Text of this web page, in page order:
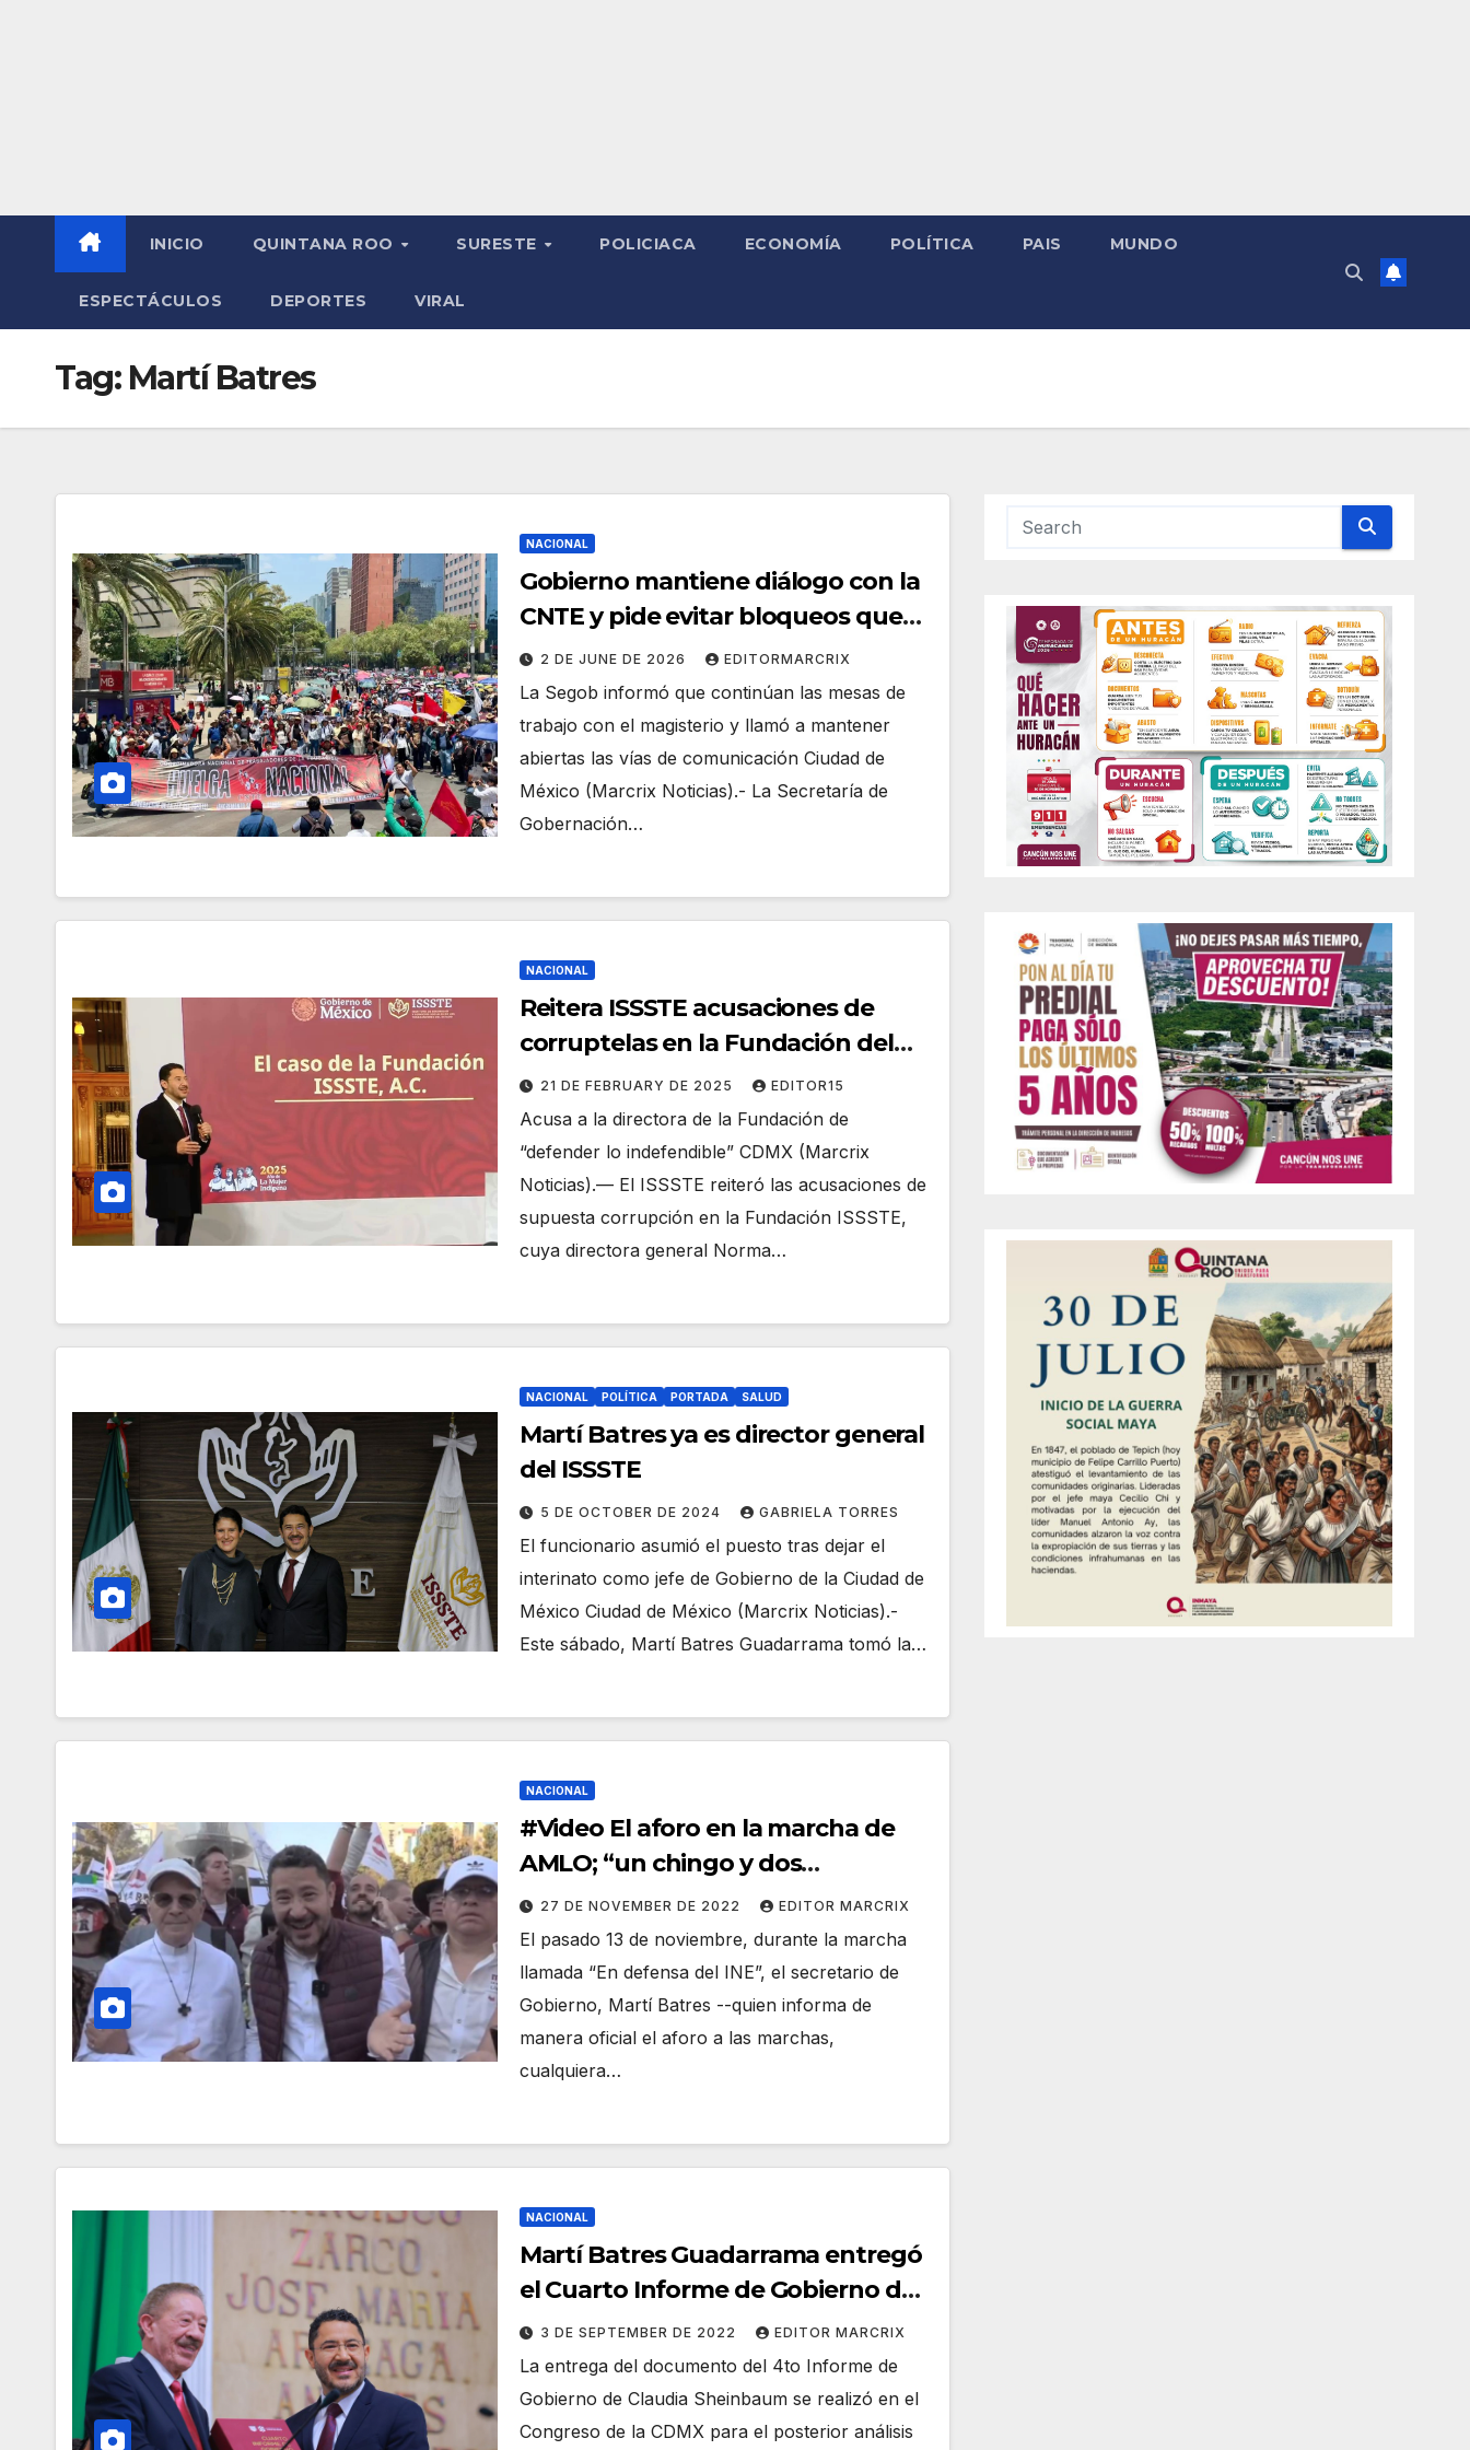
INICIO QUINTANA ROO SURESTE POLICIACA ECONOMÍA POLÍTICA PAIS MUNDO
ESPECTÁCULOS DEPORTES VIRAL
Tag: Martí Batres
NACIONAL
Gobierno mantiene diálogo con la
CNTE y pide evitar bloqueos que
afecten a estudiantes
2 DE JUNE DE 2026 EDITORMARCRIX
La Segob informó que continúan las mesas de
trabajo con el magisterio y llamó a mantener
abiertas las vías de comunicación Ciudad de
México (Marcrix Noticias).- La Secretaría de
Gobernación…
NACIONAL
Reitera ISSSTE acusaciones de
corruptelas en la Fundación del
instituto
21 DE FEBRUARY DE 2025 EDITOR15
Acusa a la directora de la Fundación de
“defender lo indefendible” CDMX (Marcrix
Noticias).— El ISSSTE reiteró las acusaciones de
supuesta corrupción en la Fundación ISSSTE,
cuya directora general Norma…
NACIONAL POLÍTICA PORTADA SALUD
Martí Batres ya es director general
del ISSSTE
5 DE OCTOBER DE 2024 GABRIELA TORRES
El funcionario asumió el puesto tras dejar el
interinato como jefe de Gobierno de la Ciudad de
México Ciudad de México (Marcrix Noticias).-
Este sábado, Martí Batres Guadarrama tomó la…
NACIONAL
#Video El aforo en la marcha de
AMLO; “un chingo y dos
montones”, así lo expreso Martí
Batres
27 DE NOVEMBER DE 2022 EDITOR MARCRIX
El pasado 13 de noviembre, durante la marcha
llamada “En defensa del INE”, el secretario de
Gobierno, Martí Batres --quien informa de
manera oficial el aforo a las marchas,
cualquiera…
NACIONAL
Martí Batres Guadarrama entregó
el Cuarto Informe de Gobierno de
Claudia Sheinbaum
3 DE SEPTEMBER DE 2022 EDITOR MARCRIX
La entrega del documento del 4to Informe de
Gobierno de Claudia Sheinbaum se realizó en el
Congreso de la CDMX para el posterior análisis